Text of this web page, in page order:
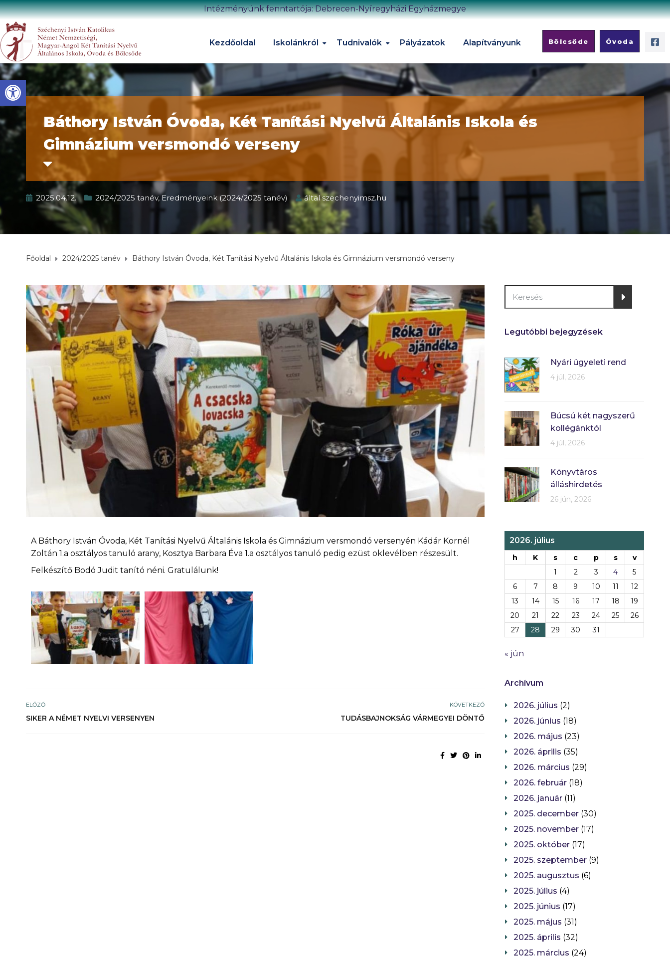
Eszköztár megnyitása
Intézményünk fenntartója: Debrecen-Nyíregyházi Egyházmegye
Kezdőoldal Iskolánkról Tudnivalók Pályázatok Alapítványunk Bölcsőde Óvoda
Báthory István Óvoda, Két Tanítási Nyelvű Általánis Iskola és
Gimnázium versmondó verseny
2025.04.12. 2024/2025 tanév,Eredményeink (2024/2025 tanév) általszechenyimsz.hu
Főoldal 2024/2025 tanév Báthory István Óvoda, Két Tanítási Nyelvű Általánis Iskola és Gimnázium versmondó verseny
A Báthory István Óvoda, Két Tanítási Nyelvű Általánis Iskola és Gimnázium versmondó versenyén Kádár Kornél
Zoltán 1.a osztályos tanuló arany, Kosztya Barbara Éva 1.a osztályos tanuló pedig ezüst oklevélben részesült.
Felkészítő Bodó Judit tanító néni. Gratulálunk!
ELŐZŐ
SIKER A NÉMET NYELVI VERSENYEN
KÖVETKEZŐ
TUDÁSBAJNOKSÁG VÁRMEGYEI DÖNTŐ
Legutóbbi bejegyzések
Nyári ügyeleti rend
4 júl, 2026
Búcsú két nagyszerű
kollégánktól
4 júl, 2026
Könyvtáros
álláshirdetés
26 jún, 2026
2026. július
h K s c p s
v
1
2 3 4
5
6
7 8 9 10 11
12
13
14 15 16 17 18
19
20
21 22 23 24 25
26
27
28 29 30 31
« jún
Archívum
2026. július (2)
2026. június (18)
2026. május (23)
2026. április (35)
2026. március (29)
2026. február (18)
2026. január (11)
2025. december (30)
2025. november (17)
2025. október (17)
2025. szeptember (9)
2025. augusztus (6)
2025. július (4)
2025. június (17)
2025. május (31)
2025. április (32)
2025. március (24)